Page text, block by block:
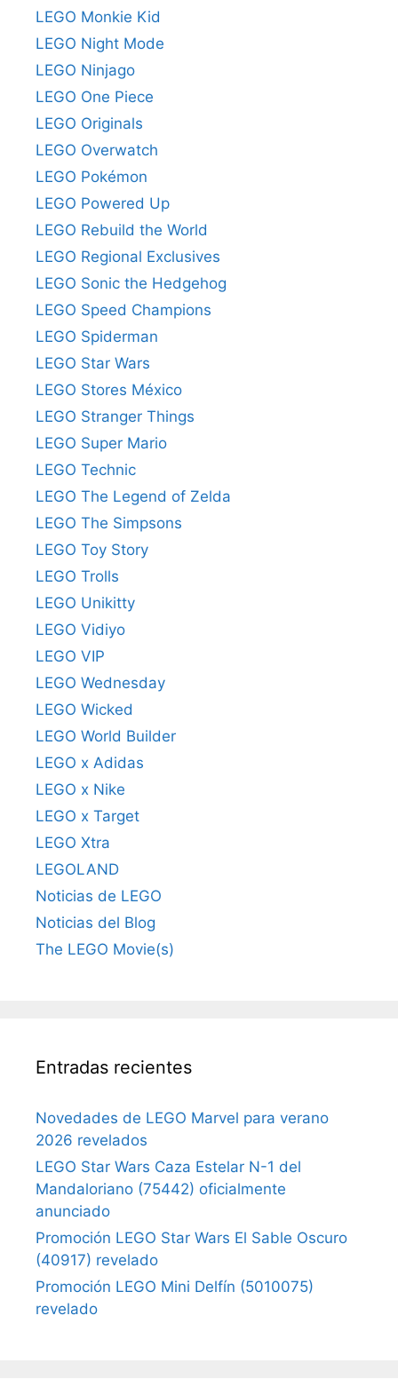
LEGO Monkie Kid
LEGO Night Mode
LEGO Ninjago
LEGO One Piece
LEGO Originals
LEGO Overwatch
LEGO Pokémon
LEGO Powered Up
LEGO Rebuild the World
LEGO Regional Exclusives
LEGO Sonic the Hedgehog
LEGO Speed Champions
LEGO Spiderman
LEGO Star Wars
LEGO Stores México
LEGO Stranger Things
LEGO Super Mario
LEGO Technic
LEGO The Legend of Zelda
LEGO The Simpsons
LEGO Toy Story
LEGO Trolls
LEGO Unikitty
LEGO Vidiyo
LEGO VIP
LEGO Wednesday
LEGO Wicked
LEGO World Builder
LEGO x Adidas
LEGO x Nike
LEGO x Target
LEGO Xtra
LEGOLAND
Noticias de LEGO
Noticias del Blog
The LEGO Movie(s)
Entradas recientes
Novedades de LEGO Marvel para verano
2026 revelados
LEGO Star Wars Caza Estelar N-1 del
Mandaloriano (75442) oficialmente
anunciado
Promoción LEGO Star Wars El Sable Oscuro
(40917) revelado
Promoción LEGO Mini Delfín (5010075)
revelado